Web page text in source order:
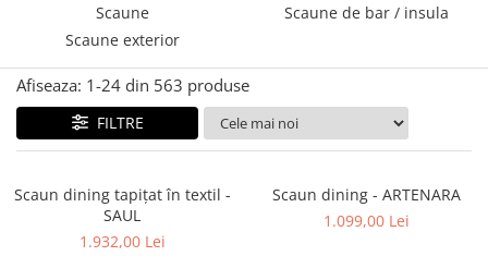
Console dormitor
Fotolii dormitor
Noptiere
Mobila dining
Console extensibile
Scaune
Covoare dining
Mese HORECA
Scaune
Scaune de bar / insula
Scaune exterior
Afiseaza: 1-24 din 563 produse
FILTRE
Scaun dining tapițat în textil -
SAUL
1.932,00 Lei
Scaun dining - ARTENARA
1.099,00 Lei